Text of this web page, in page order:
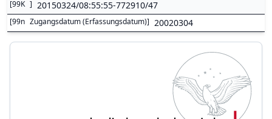
[99K ] 20150324/08:55:55-772910/47
[99n Zugangsdatum (Erfassungsdatum)] 20020304